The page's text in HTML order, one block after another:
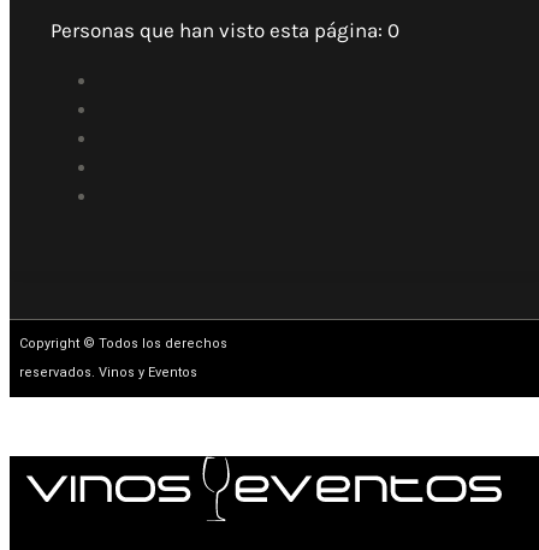
Personas que han visto esta página: 0
Copyright © Todos los derechos
reservados. Vinos y Eventos